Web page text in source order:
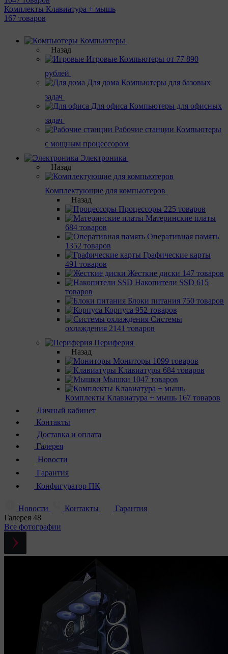
Комплекты Клавиатура + мышь
167 товаров
Компьютеры
Назад
Игровые Компьютеры от 77 890
рублей
Для дома Компьютеры для базовых
задач
Для офиса Компьютеры для офисных
задач
Рабочие станции Компьютеры
с мощным процессором
Электроника
Назад
Комплектующие для компьютеров
Назад
Процессоры 225 товаров
Материнcкие платы
684 товаров
Оперативная память
1352 товаров
Графические карты
491 товаров
Жесткие диски 147 товаров
Накопители SSD 615
товаров
Блоки питания 750 товаров
Корпуса 952 товаров
Системы
охлаждения 2141 товаров
Периферия
Назад
Мониторы 1099 товаров
Клавиатуры 684 товаров
Мышки 1047 товаров
Комплекты Клавиатура + мышь 167 товаров
Личный кабинет
Контакты
Доставка и оплата
Галерея
Новости
Гарантия
Конфигуратор ПК
Новости Контакты
Гарантия
Галерея 48
Все фотографии